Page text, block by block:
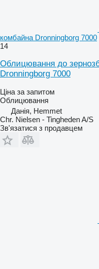
комбайна Dronningborg 7000
14
Облицювання до
Dronningborg 7000
Ціна за запитом
Облицювання
Данія, Hemmet
Chr. Nielsen - Tingheden A/S
Зв'язатися з продавцем